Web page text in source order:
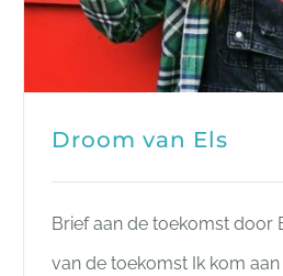
Droom van Els
Brief aan de toekomst door
van de toekomst Ik kom aan